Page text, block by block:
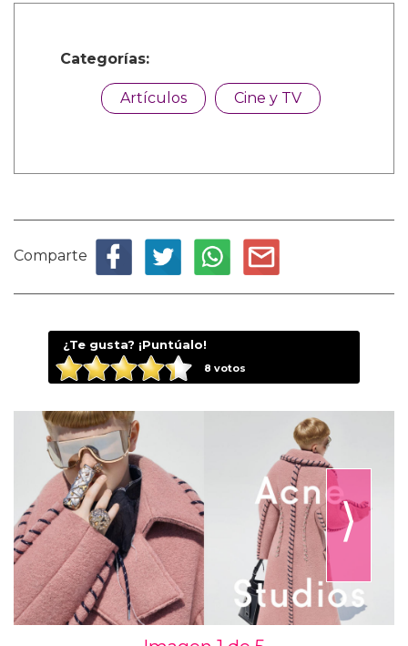
Categorías:
Artículos Cine y TV
Comparte
¿Te gusta? ¡Puntúalo!
8 votos
⟩